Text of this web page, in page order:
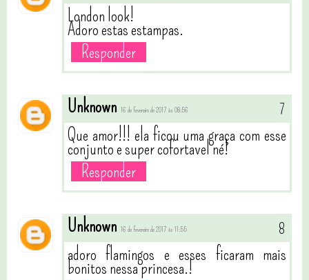
London look!
Adoro estas estampas.
Responder
Unknown 16 de fevereiro de 2017 às 08:56
Que amor!!! ela ficou uma graça com esse
conjunto e super cofortavel né!
Responder
Unknown 16 de fevereiro de 2017 às 11:55
adoro flamingos e esses ficaram mais
bonitos nessa princesa.!